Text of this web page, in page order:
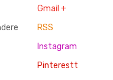
Gmail +
RSS
Instagram
Pinterestt